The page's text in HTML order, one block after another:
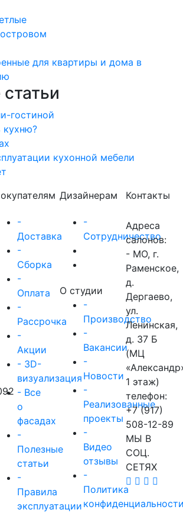
для квартиры и дома в
гостиной
кухню?
кухонной мебели
-
Доставка
-
Сборка
-
Оплата
-
Рассрочка
-
Акции
- 3D-
визуализация
- Все
о
фасадах
-
Полезные
статьи
-
Правила
эксплуатации
Дизайнерам
-
Сотрудничество
О студии
-
Производство
-
Вакансии
-
Новости
-
Реализованные
проекты
-
Видео
отзывы
-
Политика
Контакты
Адреса
салонов:
- МО, г.
Раменское,
д.
Дергаево,
ул.
Ленинская,
д. 37 Б
(МЦ
1 этаж)
телефон:
+7 (917)
508-12-89
МЫ В
СОЦ.
СЕТЯХ